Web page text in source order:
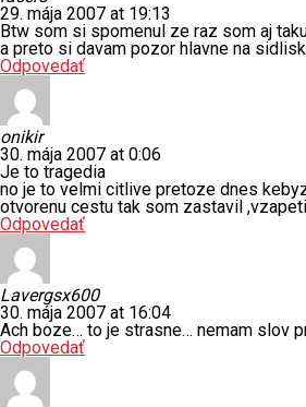
29. mája 2007 at 19:13
Btw som si spomenul ze raz som aj
a preto si davam pozor hlavne na
Odpovedať
onikir
30. mája 2007 at 0:06
Je to tragedia
no je to velmi citlive pretoze dnes
otvorenu cestu tak som zastavil
Odpovedať
Lavergsx600
30. mája 2007 at 16:04
Ach boze… to je strasne… nemam slov
Odpovedať